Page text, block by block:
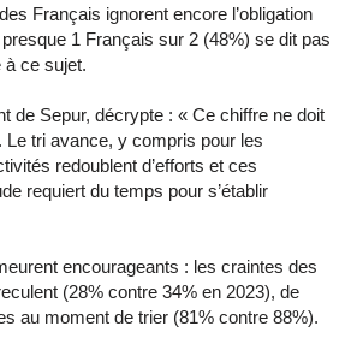
Français ignorent encore l’obligation
presque 1 Français sur 2 (48%) se dit pas
ce sujet.
de Sepur, décrypte : « Ce chiffre ne doit
Le tri avance, y compris pour les
redoublent d’efforts et ces
requiert du temps pour s’établir
encourageants : les craintes des
(28% contre 34% en 2023), de
au moment de trier (81% contre 88%).